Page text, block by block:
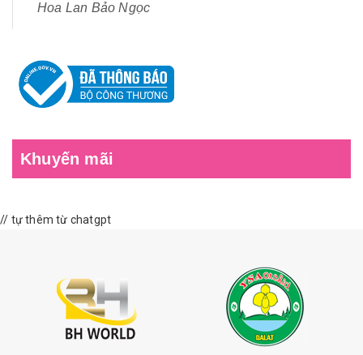
Hoa Lan Bảo Ngọc
Khuyến mãi
// tự thêm từ chatgpt